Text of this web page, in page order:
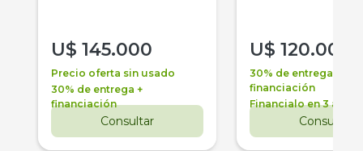
U$ 145.000
Precio oferta sin usado
30% de entrega +
financiación
Consultar
U$ 120.000
30% de entrega +
financiación
Financialo en 3 años
Consultar